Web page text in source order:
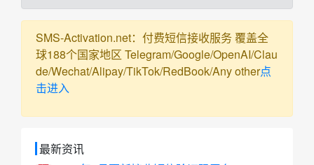
SMS-Activation.net：付费短信接收服务 覆盖全
球188个国家地区 Telegram/Google/OpenAI/Clau
de/Wechat/Alipay/TikTok/RedBook/Any other点
击进入
最新资讯